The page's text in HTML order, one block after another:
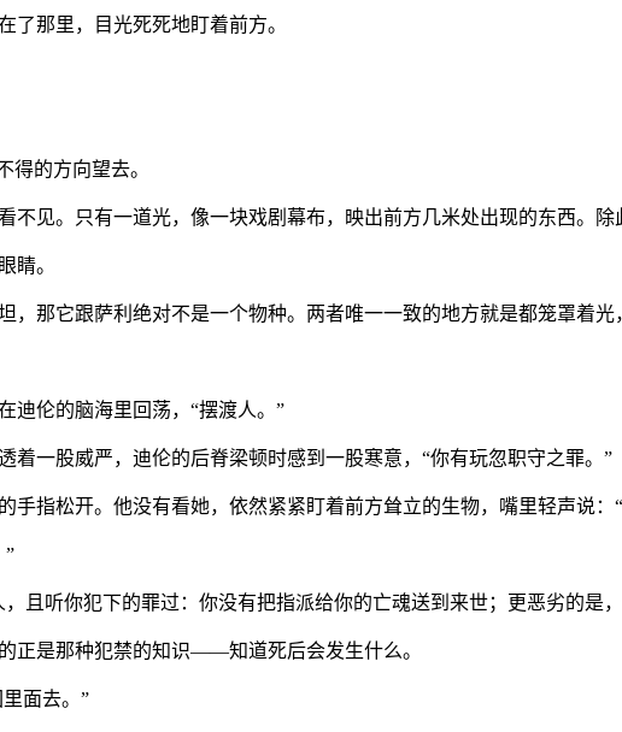
了那里，目光死死地盯着前方。
得的方向望去。
不见。只有一道光，像一块戏剧幕布，映出前方几米处出现的东西。除
睛。
，那它跟萨利绝对不是一个物种。两者唯一一致的地方就是都笼罩着光
迪伦的脑海里回荡，“摆渡人。”
着一股威严，迪伦的后脊梁顿时感到一股寒意，“你有玩忽职守之罪。”
手指松开。他没有看她，依然紧紧盯着前方耸立的生物，嘴里轻声说：
”
且听你犯下的罪过：你没有把指派给你的亡魂送到来世；更恶劣的是
正是那种犯禁的知识——知道死后会发生什么。
面去。”